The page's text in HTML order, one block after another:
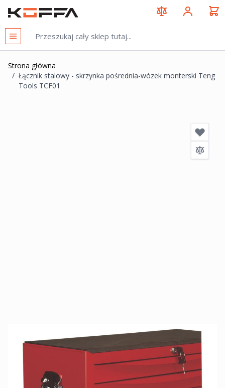
KOFFA
Strona główna
/ Łącznik stalowy - skrzynka pośrednia-wózek monterski Teng
Tools TCF01
Łącznik stalowy - skrzynka pośrednia-
wózek monterski Teng Tools TCF01